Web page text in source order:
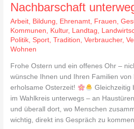
Nachbarschaft
Arbeit, Bildung, Ehrenamt, Frauen,
Kommunen, Kultur, Landtag,
Politik, Sport,Tradition,Verbraucher,
Wohnen
Frohe Ostern und ein offenes Ohr –
wünsche Ihnen und Ihren Familien von
erholsame Osterzeit!
Gleichzeitig
im Wahlkreis unterwegs – an
und überall dort, wo Menschen
wichtig, direkt ins Gespräch zu